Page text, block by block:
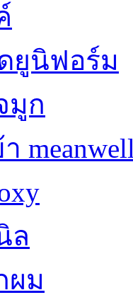
ยูนิฟอร์ม
มูก
meanwell
ล
ผม